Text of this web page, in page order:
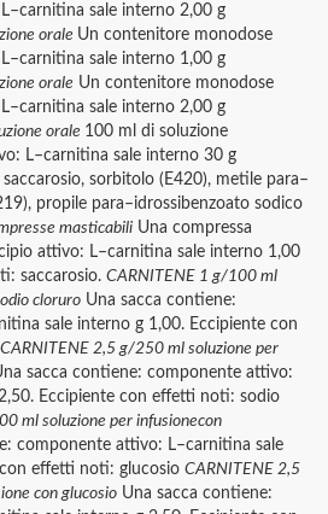
sale interno 2,00 g
orale Un contenitore monodose
sale interno 1,00 g
orale Un contenitore monodose
sale interno 2,00 g
orale 100 ml di soluzione
L–carnitina sale interno 30 g
sorbitolo (E420), metile para–
propile para–idrossibenzoato sodico
masticabili Una compressa
attivo: L–carnitina sale interno 1,00
saccarosio. CARNITENE 1 g/100 ml
cloruro Una sacca contiene:
sale interno g 1,00. Eccipiente con
CARNITENE 2,5 g/250 ml soluzione per
sacca contiene: componente attivo:
Eccipiente con effetti noti: sodio
ml soluzione per infusionecon
componente attivo: L–carnitina sale
effetti noti: glucosio CARNITENE 2,5
con glucosio Una sacca contiene: